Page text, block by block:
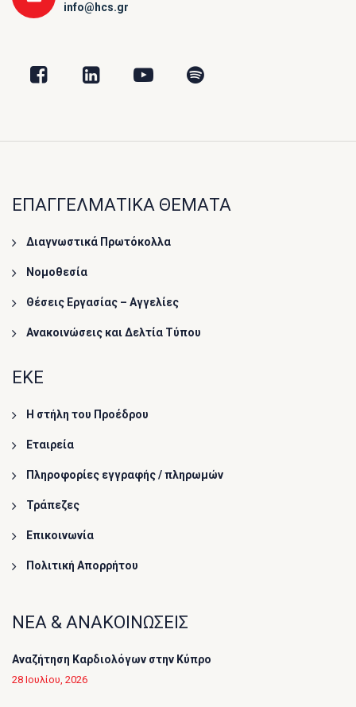
info@hcs.gr
ΕΠΑΓΓΕΛΜΑΤΙΚΑ ΘΕΜΑΤΑ
Διαγνωστικά Πρωτόκολλα
Νομοθεσία
Θέσεις Εργασίας – Αγγελίες
Ανακοινώσεις και Δελτία Τύπου
ΕΚΕ
Η στήλη του Προέδρου
Εταιρεία
Πληροφορίες εγγραφής / πληρωμών
Τράπεζες
Επικοινωνία
Πολιτική Απορρήτου
ΝΕΑ & ΑΝΑΚΟΙΝΩΣΕΙΣ
Αναζήτηση Καρδιολόγων στην Κύπρο
28 Ιουλίου, 2026